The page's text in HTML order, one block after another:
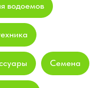
водоемов
Семена